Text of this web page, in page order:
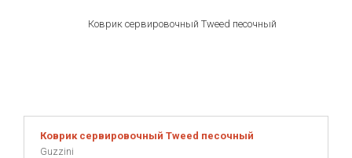
Коврик сервировочный Tweed песочный
Guzzini